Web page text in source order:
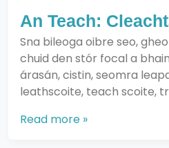
An Teach:
Sna bileoga oibre seo,
chuid den stór focal a
árasán, cistin, seomra
leathscoite, teach scoite,
Read more »